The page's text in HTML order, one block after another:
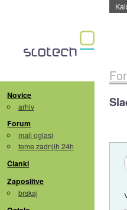
Novice
arhiv
Forum
mali oglasi
teme zadnjih 24h
Članki
Zaposlitve
brskaj